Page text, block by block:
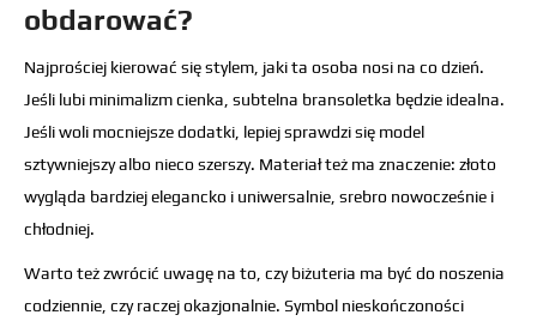
obdarować?
Najprościej kierować się stylem, jaki ta osoba nosi na co dzień.
Jeśli lubi minimalizm cienka, subtelna bransoletka będzie idealna.
Jeśli woli mocniejsze dodatki, lepiej sprawdzi się model
sztywniejszy albo nieco szerszy. Materiał też ma znaczenie: złoto
wygląda bardziej elegancko i uniwersalnie, srebro nowocześnie i
chłodniej.
Warto też zwrócić uwagę na to, czy biżuteria ma być do noszenia
codziennie, czy raczej okazjonalnie. Symbol nieskończoności